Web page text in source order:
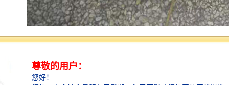
LB-8001D 多功能水质自动采样器应用于各级环境监测
站、污水处理厂、水利、水务及科研院所，对工业污水